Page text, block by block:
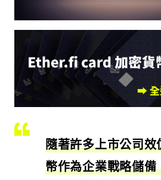
隨著許多上市公司
幣作為企業戰略儲備